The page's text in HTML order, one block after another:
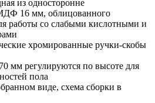
из односторонне
16 мм, облицованного
работы со слабыми кислотными и
хромированные ручки-скобы
мм регулируются по высоте для
пола
виде, схема сборки в